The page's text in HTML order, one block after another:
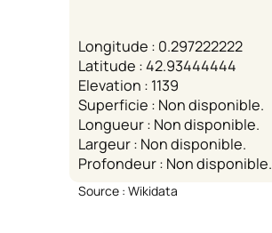
Longitude : 0.297222222
Latitude : 42.93444444
Elevation : 1139
Superficie : Non disponible.
Longueur : Non disponible.
Largeur : Non disponible.
Profondeur : Non disponible.
Source : Wikidata